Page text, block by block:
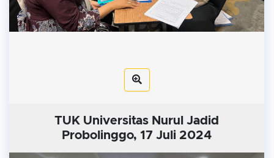
TUK Universitas Nurul Jadid
Probolinggo, 17 Juli 2024